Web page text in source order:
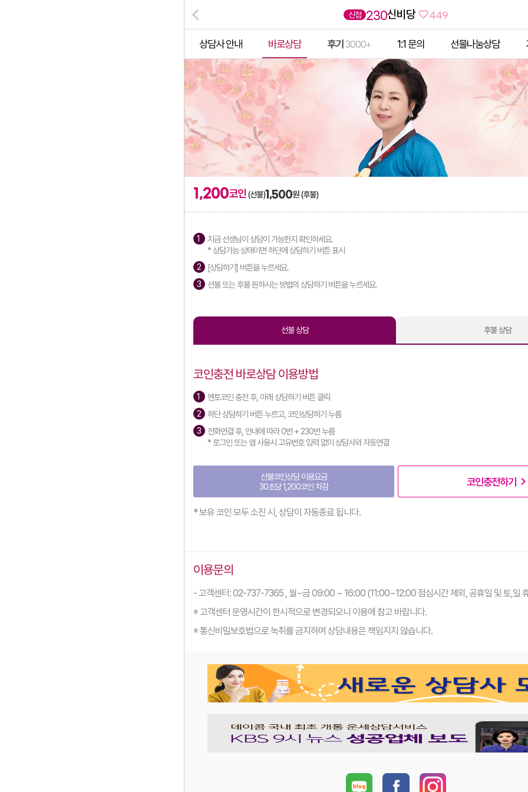
신점 230신비당 449
상담사 안내 바로상담 후기 3000+ 1:1 문의 선물나눔상담
1,200코인(선불)1,500원(후불)
지금 선생님이 상담이 가능한지 확인하세요.
* 상담가능 상태이면 하단에 상담하기 버튼 표시
[상담하기] 버튼을 누르세요.
선불 또는 후불 원하시는 방법의 상담하기 버튼을 누르세요.
선불 상담 후불 상담
코인충전 바로상담 이용방법
멘토코인 충전 후, 아래 상담하기 버튼 클릭
하단 상담하기 버튼 누르고, 코인상담하기 누름
전화연결 후, 안내에 따라 0번 + 230번 누름
* 로그인 또는 앱 사용시 고유번호 입력 없이 상담사와 자동연결
선불코인상담 이용요금
30초당 1,200코인 차감
코인충전하기
* 보유 코인 모두 소진 시, 상담이 자동종료 됩니다.
이용문의
- 고객센터: 02-737-7365 , 월~금 09:00 ~ 16:00 (11:00~12:00 점심시간 제외, 공휴일 및 토,일
※ 고객센터 운영시간이 한시적으로 변경되오니 이용에 참고 바랍니다.
※ 통신비밀보호법으로 녹취를 금지하며 상담내용은 책임지지 않습니다.